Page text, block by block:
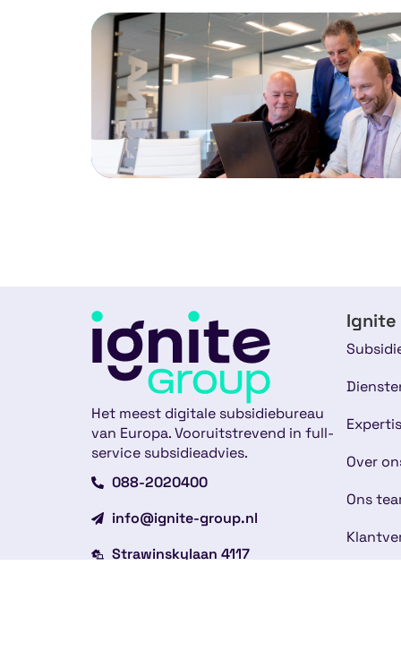
Het meest digitale subsidiebureau
van Europa. Vooruitstrevend in full-
service subsidieadvies.
088-2020400
info@ignite-group.nl
Strawinskylaan 4117
Ignite
Over
Ons